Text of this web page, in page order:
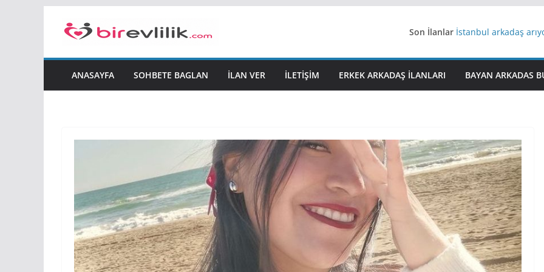
Son İlanlar iş arayanlara iş
Ağrıli Suriyeli
ANASAYFA SOHBETE BAGLAN İLAN VER İLETIŞIM ERKEK ARKADAŞ ILANLARI BAYAN ARKADAS